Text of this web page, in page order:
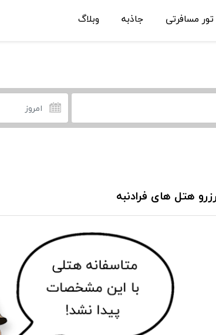
تور مسافرتی جاذبه وبلاگ
هتل های فرادنبه